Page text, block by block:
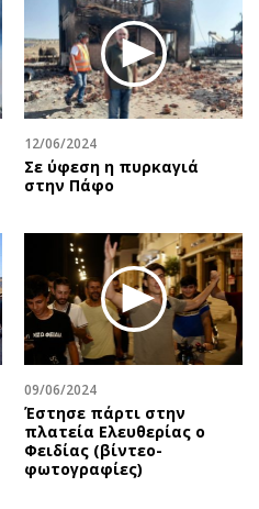
12/06/2024
Σε ύφεση η πυρκαγιά
στην Πάφο
09/06/2024
Έστησε πάρτι στην
πλατεία Ελευθερίας ο
Φειδίας (βίντεο-
φωτογραφίες)